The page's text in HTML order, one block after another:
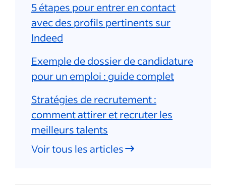
5 étapes pour entrer en contact
avec des profils pertinents sur
Indeed
Exemple de dossier de candidature
pour un emploi : guide complet
Stratégies de recrutement :
comment attirer et recruter les
meilleurs talents
Voir tous les articles